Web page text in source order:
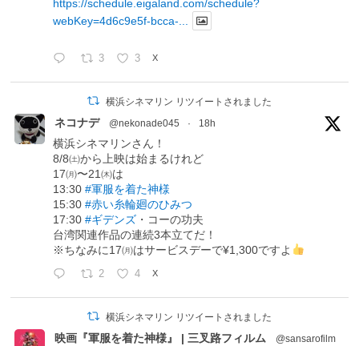
https://schedule.eigaland.com/schedule?
webKey=4d6c9e5f-bcca-...
3 3 X
横浜シネマリン リツイートされました
ネコナデ @nekonade045 · 18h
横浜シネマリンさん！
8/8㈯から上映は始まるけれど
17㈪〜21㈭は
13:30#軍服を着た神様
15:30#赤い糸輪廻のひみつ
17:30#ギデンズ ・コーの功夫
台湾関連作品の連続3本立てだ！
※ちなみに17㈪はサービスデーで¥1,300ですよ
2 4 X
横浜シネマリン リツイートされました
映画『軍服を着た神様』 | 三叉路フィルム
@sansarofilm